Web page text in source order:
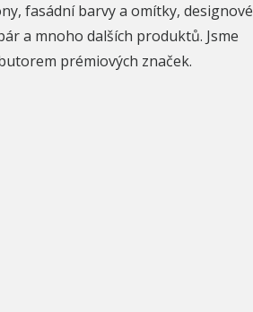
fasádní barvy a omítky, designové
a mnoho dalších produktů. Jsme
prémiových značek.